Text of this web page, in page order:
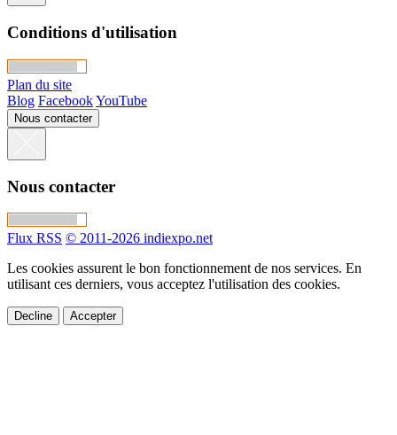
Conditions d'utilisation
Plan du site
Blog FacebookYouTube
Nous contacter
Nous contacter
Flux RSS © 2011-2026 indiexpo.net
Les cookies assurent le bon fonctionnement de nos services. En
utilisant ces derniers, vous acceptez l'utilisation des cookies.
Decline Accepter